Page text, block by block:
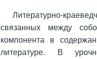
Литературно-
связанных между
компонента в
литературе. В